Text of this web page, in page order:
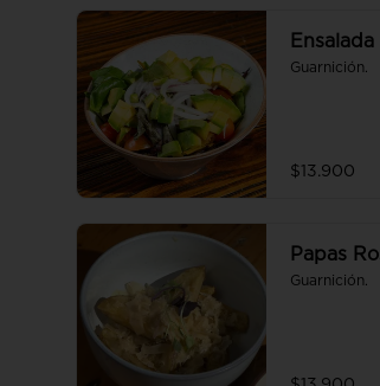
Guarnición.
$13.900
Papas
Guarnición.